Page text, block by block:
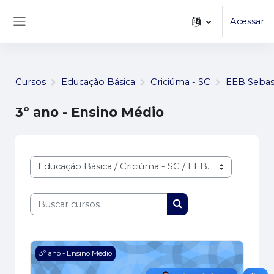
Ir para o conteúdo principal
Acessar
Cursos Educação Básica Criciúma - SC EEB
3º ano - Ensino Médio
Categorias de Cursos
Buscar cursos
Buscar cursos
Imagem do curso Física 321
3º ano - Ensino Médio